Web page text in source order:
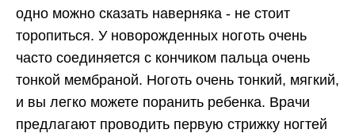
одно можно сказать наверняка - не стоит
торопиться. У новорожденных ноготь очень
часто соединяется с кончиком пальца очень
тонкой мембраной. Ноготь очень тонкий, мягкий,
и вы легко можете поранить ребенка. Врачи
предлагают проводить первую стрижку ногтей